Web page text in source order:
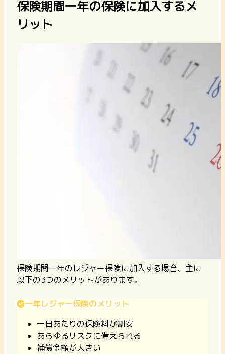
保険期間一年の保険に加入するメ
リット
保険期間一年のレジャー保険に加入する場合、主に
以下の3つのメリットがあります。
一年レジャー保険のメリット
一日あたりの保険料が割安
あらゆるリスクに備えられる
補償金額が大きい